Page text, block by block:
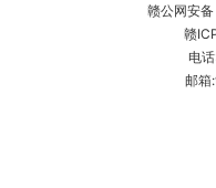
赣公网安
赣
电
邮箱